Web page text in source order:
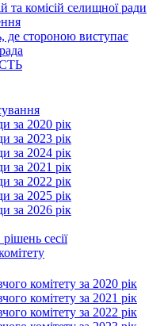
та комісій селищної ради
де стороною виступає
за 2020 рік
за 2023 рік
за 2024 рік
за 2021 рік
за 2022 рік
за 2025 рік
за 2026 рік
сесії
комітету за 2020 рік
комітету за 2021 рік
комітету за 2022 рік